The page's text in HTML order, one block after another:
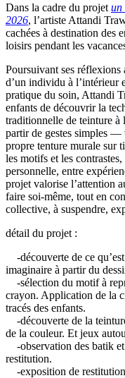
Dans la cadre du projet un
2026, l’artiste Attandi
cachées à destination des
loisirs pendant les
Poursuivant ses réflexions
d’un individu à l’intérieur
pratique du soin, Attandi
enfants de découvrir la
traditionnelle de teinture à
partir de gestes simples —
propre tenture murale sur
les motifs et les
personnelle, entre
projet valorise l’attention
faire soi-même, tout en
collective, à suspendre,
détail du projet :
-découverte de ce
imaginaire à partir du
-sélection du motif à
crayon. Application de la
tracés des enfants.
-découverte de la
de la couleur. Et jeux
-observation des batik
restitution.
-exposition de